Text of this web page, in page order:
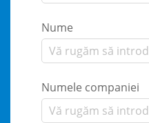
Nume
Numele companiei